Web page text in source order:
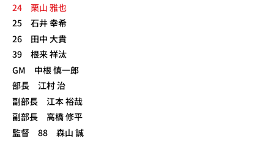
24 栗山 雅也
25 石井 幸希
26 田中 大貴
39 根来 祥汰
GM 中根 慎一郎
部長 江村 治
副部長 江本 裕哉
副部長 高橋 修平
監督 88 森山 誠